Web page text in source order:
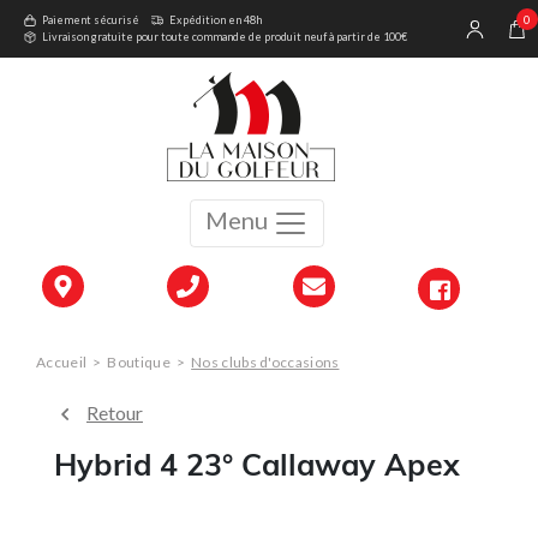
Menu
Paiement sécurisé
Expédition en 48h
Livraison gratuite pour toute commande de produit neuf à partir de 100€
0
Accueil > Boutique > Nos clubs d'occasions
Retour
Hybrid 4 23° Callaway Apex